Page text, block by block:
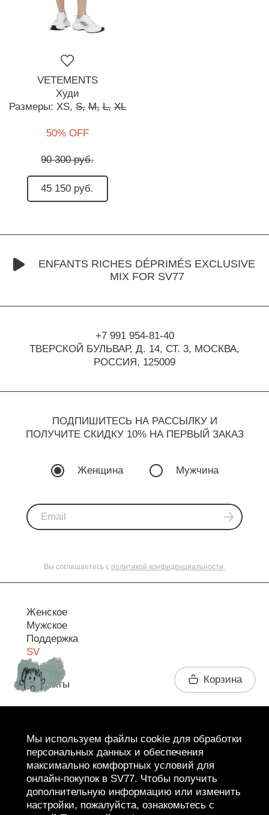
VETEMENTS
Худи
Размеры: XS, S, M, L, XL
50% OFF
90 300 руб.
45 150 руб.
ENFANTS RICHES DÉPRIMÉS EXCLUSIVE
MIX FOR SV77
+7 991 954-81-40
ТВЕРСКОЙ БУЛЬВАР, Д. 14, СТ. 3, МОСКВА,
РОССИЯ, 125009
ПОДПИШИТЕСЬ НА РАССЫЛКУ И
ПОЛУЧИТЕ СКИДКУ 10% НА ПЕРВЫЙ ЗАКАЗ
Женщина Мужчина
Вы соглашаетесь с политикой конфиденциальности.
Женское
Мужское
Поддержка
SV
Контакты Корзина
Мы используем файлы cookie для обработки
персональных данных и обеспечения
максимально комфортных условий для
онлайн-покупок в SV77. Чтобы получить
дополнительную информацию или изменить
настройки, пожалуйста, ознакомьтесь с